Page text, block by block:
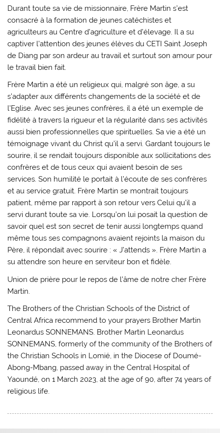
Durant toute sa vie de missionnaire, Frère Martin s’est
consacré à la formation de jeunes catéchistes et
agriculteurs au Centre d’agriculture et d’élevage. Il a su
captiver l’attention des jeunes élèves du CETI Saint Joseph
de Diang par son ardeur au travail et surtout son amour pour
le travail bien fait.
Frère Martin a été un religieux qui, malgré son âge, a su
s’adapter aux différents changements de la société et de
l’Eglise. Avec ses jeunes confrères, il a été un exemple de
fidélité à travers la rigueur et la régularité dans ses activités
aussi bien professionnelles que spirituelles. Sa vie a été un
témoignage vivant du Christ qu’il a servi. Gardant toujours le
sourire, il se rendait toujours disponible aux sollicitations des
confrères et de tous ceux qui avaient besoin de ses
services. Son humilité le portait à l’écoute de ses confrères
et au service gratuit. Frère Martin se montrait toujours
patient, même par rapport à son retour vers Celui qu’il a
servi durant toute sa vie. Lorsqu’on lui posait la question de
savoir quel est son secret de tenir aussi longtemps quand
même tous ses compagnons avaient rejoints la maison du
Père, il répondait avec sourire : « J’attends ». Frère Martin a
su attendre son heure en serviteur bon et fidèle.
Union de prière pour le repos de l’âme de notre cher Frère
Martin.
The Brothers of the Christian Schools of the District of
Central Africa recommend to your prayers Brother Martin
Leonardus SONNEMANS. Brother Martin Leonardus
SONNEMANS, formerly of the community of the Brothers of
the Christian Schools in Lomié, in the Diocese of Doumé-
Abong-Mbang, passed away in the Central Hospital of
Yaoundé, on 1 March 2023, at the age of 90, after 74 years of
religious life.